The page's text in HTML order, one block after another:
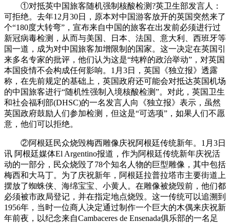
①对抵英中国旅客随机强制核酸检测?英卫生部发言人：
可拒绝。去年12月30日，原本对中国游客放开的英国突然来了
个“180度大转弯”，宣布来自中国的旅客在出发前必须进行过
新冠病毒检测，从而与美国、日本、法国、意大利、西班牙等
国一道，成为对中国旅客加增限制的国家。这一决定在英国引
来多名专家的批评，他们认为这是“纯粹的政治举动”，对英国
本国疫情不会构成任何影响。1月3日，英国《独立报》透露
称，在先前规定的基础上，英国政府还可能会对抵达英国机场
的中国旅客进行“随机性强制入境核酸检测”。对此，英国卫生
和社会福利部(DHSC)的一名发言人向《独立报》表示，虽然
英国政府鼓励人们参加检测，但这是“可选项”，如果人们不愿
意，他们可以拒绝。
②阿根廷民众烧毁梅西雕像庆祝阿根廷传统新年。1月3日
讯 阿根廷媒体El Argentino报道，作为阿根廷传统新年庆祝活
动的一部分，民众烧毁了78个知名人物的巨型雕像，其中包括
梅西和大马丁。为了庆祝新年，阿根廷拉普拉塔市主要街道上
摆放了蜘蛛侠、海绵宝宝、小黄人。在雕像被烧毁前，他们都
必须被市政局登记，并在指定地点烧毁。这一传统可以追溯到
1956年，当时一位商人决定通过制作一个巨大的木偶来庆祝新
年前夜，以纪念来自Cambaceres de Ensenada俱乐部的一名足